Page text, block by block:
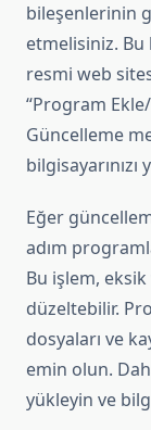
bileşenlerinin
etmelisiniz.
resmi web
“Program
Güncelleme
bilgisayarınızı
Eğer
adım
Bu işlem,
düzeltebilir.
dosyaları ve
emin olun.
yükleyin ve